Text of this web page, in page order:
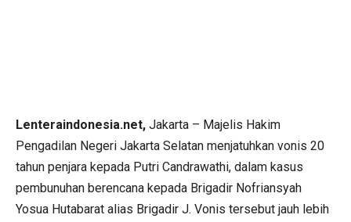
Lenteraindonesia.net, Jakarta – Majelis Hakim
Pengadilan Negeri Jakarta Selatan menjatuhkan vonis 20
tahun penjara kepada Putri Candrawathi, dalam kasus
pembunuhan berencana kepada Brigadir Nofriansyah
Yosua Hutabarat alias Brigadir J. Vonis tersebut jauh lebih